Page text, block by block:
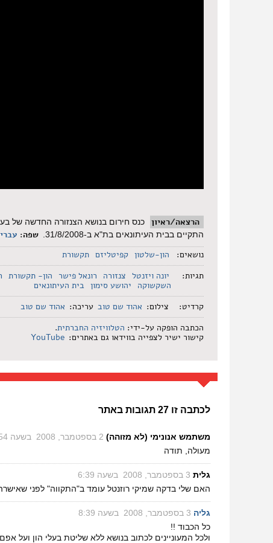
הרצאה/ראיון
כנס חירום בנושא הצנזורה החדשה של
התקיים בבית העיתונאים בת"א ב-31/8/2008.
שפה:
נושאים:
הון-שלטון קפיטליזם תקשורת
תגיות:
יונה ויזנטל צנזורה רונאל פישר הון- תקשורת
השקשוקה
יהושע סימון בית העיתונאים
קרדיט:
צילום: אהוד שם טוב עריכה: אהוד שם טוב
הכתבה הופקה על-ידי: הטלוויזיה החברתית.
קישור ישיר לצפייה בווידאו גם באתרים: YouTube
לכתבה זו 27 תגובות באתר
משתמש אנונימי (לא מזוהה) 2 בספטמבר, 2008 בשעה 19:54
מעולה, תודה
גלית 3 בספטמבר, 2008 בשעה 6:39
האם שלי בדקה שמיקי רוזנטל עומד ב"התקווה" לפני
גליה 3 בספטמבר, 2008 בשעה 8:39
כל הכבוד !!
ולכל המעוניינים לכתוב בנושא ללא שליטת בעלי הון ועל